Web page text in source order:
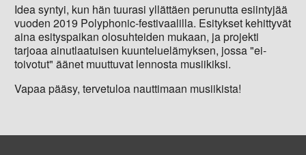
Idea syntyi, kun hän tuurasi yllättäen perunutta esiintyjää
vuoden 2019 Polyphonic-festivaalilla. Esitykset kehittyvät
aina esityspaikan olosuhteiden mukaan, ja projekti
tarjoaa ainutlaatuisen kuunteluelämyksen, jossa "ei-
toivotut" äänet muuttuvat lennosta musiikiksi.
Vapaa pääsy, tervetuloa nauttimaan musiikista!